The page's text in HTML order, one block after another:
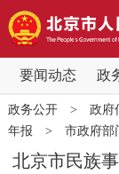
要闻动态 政
要闻动态
党中央精神
北京要闻
政务公开> 政府
年报 > 市政府部
北京市民族